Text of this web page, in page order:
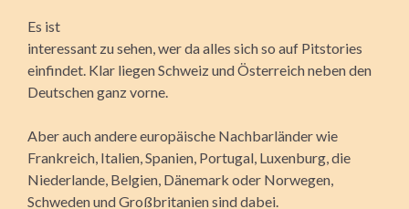
Es ist
interessant zu sehen, wer da alles sich so auf Pitstories
einfindet. Klar liegen Schweiz und Österreich neben den
Deutschen ganz vorne.
Aber auch andere europäische Nachbarländer wie
Frankreich, Italien, Spanien, Portugal, Luxenburg, die
Niederlande, Belgien, Dänemark oder Norwegen,
Schweden und Großbritanien sind dabei.